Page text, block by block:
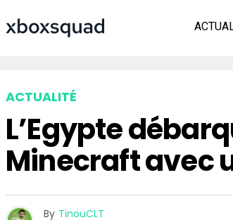
ACTUALITÉ
L’Egypte
Minecraft avec
By TinouCLT